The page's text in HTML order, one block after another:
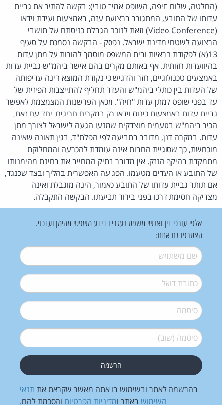
(החלטה, שלום חיפה, השופט אמיר טובי): בקשה להתיר את גביית
עדותו של התובע, המתגורר ברצועת עזה, באמצעות ועידת וידאו
(Video Conference) וזאת לנוכח הגבלת כניסתם של תושבי
הרצועה לשטחי מדינת ישראל. נפסק - הבקשה נסמכת על סעיף
13(א) לפקודת הראיות ובית המשפט מוסמך להורות על מתן עדות
בהיוועדות חזותית. אף באותם מקרים בהם אישר ביהמ"ש גביית עדות
באמצעים טכנולוגיים, חזר והדגיש כי נקודת המוצא הינה עדיפותה
של העדות בין כותלי ביהמ"ש והעדר תחליף להתייצבות הפיזית של
עד בפני שופט למתן עדות "חיה". מכאן הפרשנות המצמצמת לאפשר
גביית עדות באמצעות כינוס וידאו רק במקרים חריגים. יחד עם זאת,
הכיר ביהמ"ש בטעמים מוצדקים שמנעו הגעה לישראל לצורך מתן
עדות. במקרה דנן, מדובר בתביעה לפי הפלת"ד, בגין תאונה שאינה
מוכחשת, כך שסוגיית החבות אינה עומדת להכרעה והמחלוקת
מתמקדת בהיקף הנזק. אין מדובר בתיק המחייב את בחינת מהימנותו
של התובע או העדים מטעמו. הפגיעה האפשרית בהליך ובצד שכנגד,
אם תותר גביית עדותו של התובע כאמור, הינה מוגבלת ואינה
מצדיקה חסימת דרכו בפני בירור תביעתו. הבקשה התקבלה.
אלפי עורכי דין ואנשי משפט נעזרים בידע משפטי מהימן ועדכני.
הצטרפו גם אתם:
שם משתמש*
דואל*
סיסמה*
סיסמה (שוב)*
בהרשמה לאתר ובשימוש בו אתה מאשר שקראת את תנאי
השימוש באתר ומדיניות הפרטיות והסכמת להם.